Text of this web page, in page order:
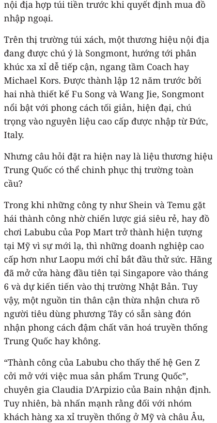
nội địa hợp túi tiền trước khi quyết định mua đồ
nhập ngoại.
Trên thị trường túi xách, một thương hiệu nội địa
đang được chú ý là Songmont, hướng tới phân
khúc xa xỉ dễ tiếp cận, ngang tầm Coach hay
Michael Kors. Được thành lập 12 năm trước bởi
hai nhà thiết kế Fu Song và Wang Jie, Songmont
nổi bật với phong cách tối giản, hiện đại, chú
trọng vào nguyên liệu cao cấp được nhập từ Đức,
Italy.
Nhưng câu hỏi đặt ra hiện nay là liệu thương hiệu
Trung Quốc có thể chinh phục thị trường toàn
cầu?
Trong khi những công ty như Shein và Temu gặt
hái thành công nhờ chiến lược giá siêu rẻ, hay đồ
chơi Labubu của Pop Mart trở thành hiện tượng
tại Mỹ vì sự mới lạ, thì những doanh nghiệp cao
cấp hơn như Laopu mới chỉ bắt đầu thử sức. Hãng
đã mở cửa hàng đầu tiên tại Singapore vào tháng
6 và dự kiến tiến vào thị trường Nhật Bản. Tuy
vậy, một nguồn tin thân cận thừa nhận chưa rõ
người tiêu dùng phương Tây có sẵn sàng đón
nhận phong cách đậm chất văn hoá truyền thống
Trung Quốc hay không.
“Thành công của Labubu cho thấy thế hệ Gen Z
cởi mở với việc mua sản phẩm Trung Quốc”,
chuyên gia Claudia D’Arpizio của Bain nhận định.
Tuy nhiên, bà nhấn mạnh rằng đối với nhóm
khách hàng xa xỉ truyền thống ở Mỹ và châu Âu,